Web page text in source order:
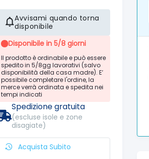
Avvisami quando torna
disponibile
Disponibile in 5/8 giorni
Il prodotto è ordinabile e può essere
spedito in 5/8gg lavorativi (salvo
disponibilità della casa madre). E’
possibile completare l'ordine, la
merce verrà ordinata e spedita nei
tempi indicati
Spedizione gratuita
(escluse isole e zone
disagiate)
Acquista Subito